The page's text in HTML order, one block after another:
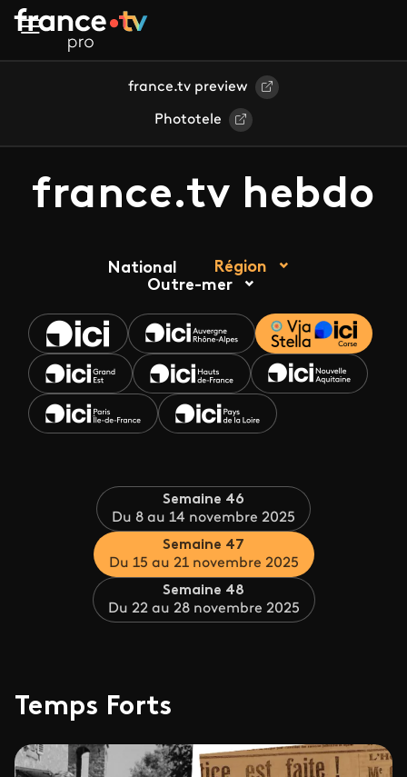
Aller au contenu principal
france.tv preview
Phototele
france.tv hebdo
National
Région
Outre-mer
Semaine 46
Du 8 au 14 novembre 2025
Semaine 47
Du 15 au 21 novembre 2025
Semaine 48
Du 22 au 28 novembre 2025
Temps Forts